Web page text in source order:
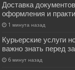
Доставка
оформления и
1 минута назад
Курьерские услуги
важно знать перед
6 минут назад